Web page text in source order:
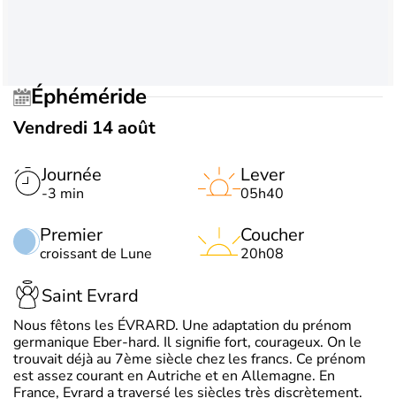
Éphéméride
Vendredi 14 août
Journée
-3 min
Premier
croissant de Lune
Lever
05h40
Coucher
20h08
Saint Evrard
Nous fêtons les ÉVRARD. Une adaptation du prénom
germanique Eber-hard. Il signifie fort, courageux. On le
trouvait déjà au 7ème siècle chez les francs. Ce prénom
est assez courant en Autriche et en Allemagne. En
France, Evrard a traversé les siècles très discrètement.